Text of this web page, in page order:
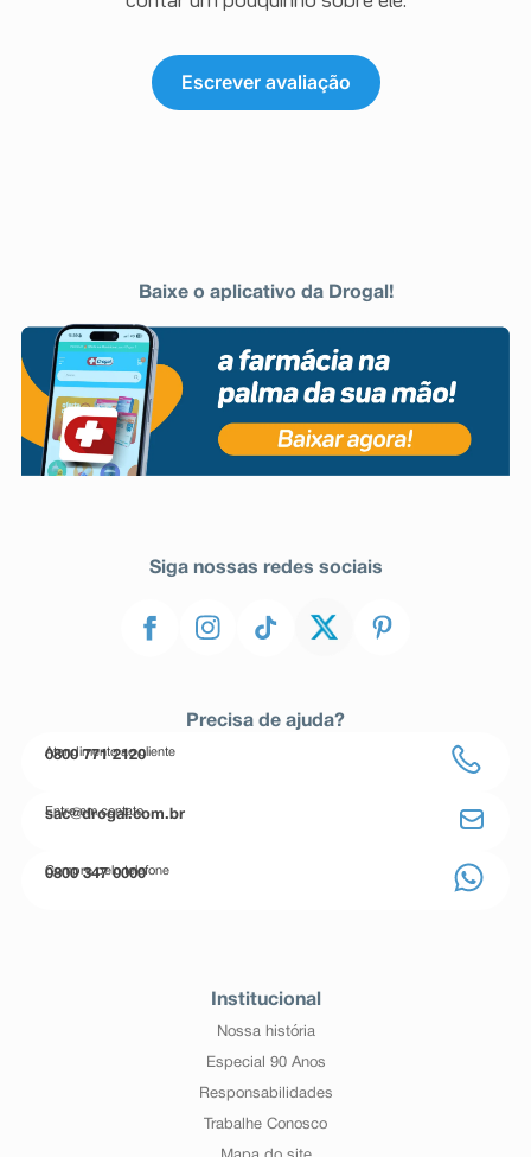
Escrever avaliação
Baixe o aplicativo da Drogal!
Siga nossas redes sociais
Precisa de ajuda?
Atendimento ao cliente
0800 771 2120
Entre em contato
sac@drogal.com.br
Compre pelo telefone
0800 347 0000
Institucional
Nossa história
Especial 90 Anos
Responsabilidades
Trabalhe Conosco